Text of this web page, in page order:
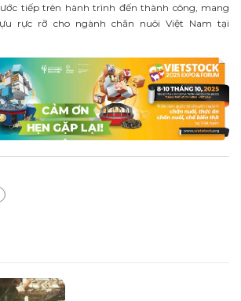
tiếp trên hành trình đến thành công, mang
rực rỡ cho ngành chăn nuôi Việt Nam tại